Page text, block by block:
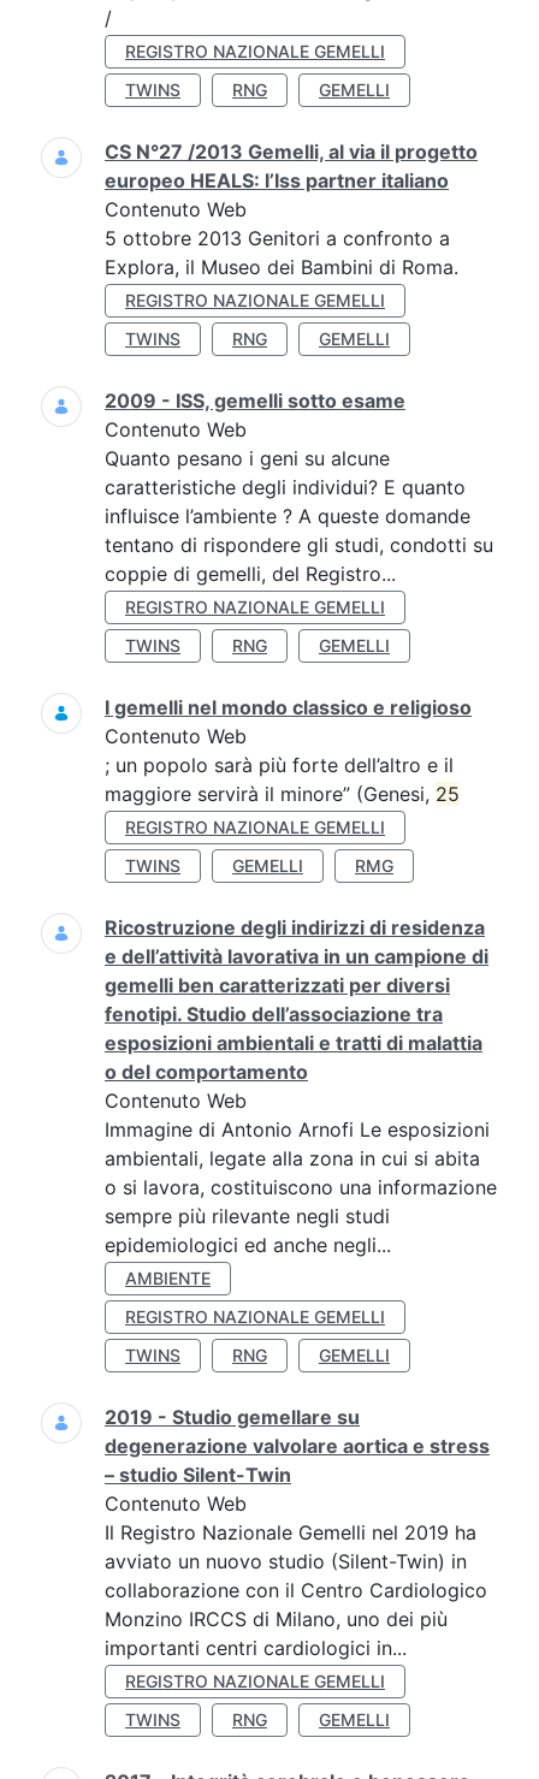
/
REGISTRO NAZIONALE GEMELLI
TWINS
RNG GEMELLI
CS N°27 /2013 Gemelli, al via il progetto
europeo HEALS: l’Iss partner italiano
Contenuto Web
5 ottobre 2013 Genitori a confronto a
Explora, il Museo dei Bambini di Roma.
REGISTRO NAZIONALE GEMELLI
TWINS
RNG GEMELLI
2009 - ISS, gemelli sotto esame
Contenuto Web
Quanto pesano i geni su alcune
caratteristiche degli individui? E quanto
influisce l’ambiente ? A queste domande
tentano di rispondere gli studi, condotti su
coppie di gemelli, del Registro...
REGISTRO NAZIONALE GEMELLI
TWINS
RNG GEMELLI
I gemelli nel mondo classico e religioso
Contenuto Web
; un popolo sarà più forte dell’altro e il
maggiore servirà il minore” (Genesi, 25
REGISTRO NAZIONALE GEMELLI
TWINS
GEMELLI RMG
Ricostruzione degli indirizzi di residenza
e dell’attività lavorativa in un campione di
gemelli ben caratterizzati per diversi
fenotipi. Studio dell’associazione tra
esposizioni ambientali e tratti di malattia
o del comportamento
Contenuto Web
Immagine di Antonio Arnofi Le esposizioni
ambientali, legate alla zona in cui si abita
o si lavora, costituiscono una informazione
sempre più rilevante negli studi
epidemiologici ed anche negli...
AMBIENTE
REGISTRO NAZIONALE GEMELLI
TWINS
RNG GEMELLI
2019 - Studio gemellare su
degenerazione valvolare aortica e stress
– studio Silent-Twin
Contenuto Web
Il Registro Nazionale Gemelli nel 2019 ha
avviato un nuovo studio (Silent-Twin) in
collaborazione con il Centro Cardiologico
Monzino IRCCS di Milano, uno dei più
importanti centri cardiologici in...
REGISTRO NAZIONALE GEMELLI
TWINS
RNG GEMELLI